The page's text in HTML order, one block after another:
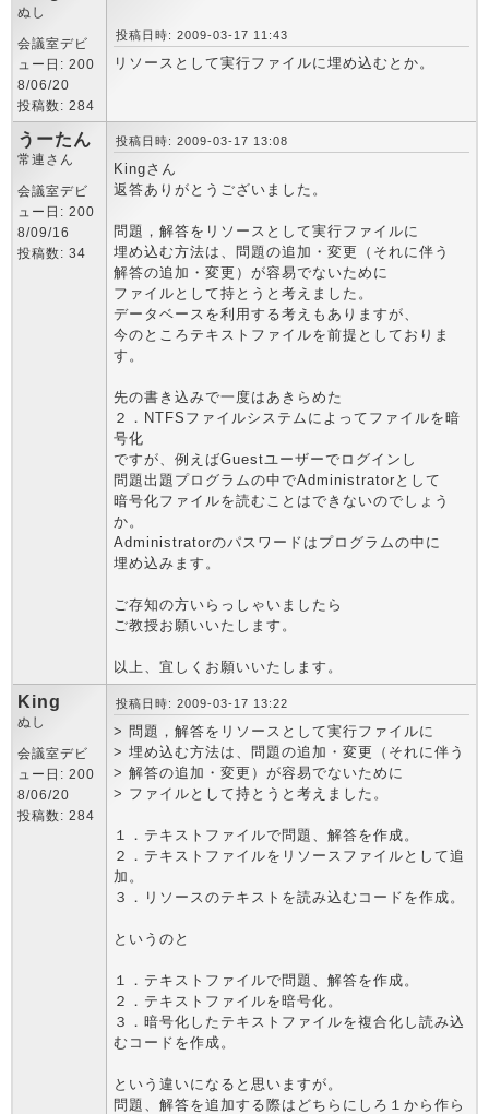
ぬし
会議室デビ
ュー日: 200
8/06/20
投稿数: 284
投稿日時: 2009-03-17 11:43
リソースとして実行ファイルに埋め込むとか。
うーたん
常連さん
会議室デビ
ュー日: 200
8/09/16
投稿数: 34
投稿日時: 2009-03-17 13:08
Kingさん
返答ありがとうございました。
問題，解答をリソースとして実行ファイルに
埋め込む方法は、問題の追加・変更（それに伴う
解答の追加・変更）が容易でないために
ファイルとして持とうと考えました。
データベースを利用する考えもありますが、
今のところテキストファイルを前提としておりま
す。
先の書き込みで一度はあきらめた
２．NTFSファイルシステムによってファイルを暗
号化
ですが、例えばGuestユーザーでログインし
問題出題プログラムの中でAdministratorとして
暗号化ファイルを読むことはできないのでしょう
か。
Administratorのパスワードはプログラムの中に
埋め込みます。
ご存知の方いらっしゃいましたら
ご教授お願いいたします。
以上、宜しくお願いいたします。
King
ぬし
会議室デビ
ュー日: 200
8/06/20
投稿数: 284
投稿日時: 2009-03-17 13:22
> 問題，解答をリソースとして実行ファイルに
> 埋め込む方法は、問題の追加・変更（それに伴う
> 解答の追加・変更）が容易でないために
> ファイルとして持とうと考えました。
１．テキストファイルで問題、解答を作成。
２．テキストファイルをリソースファイルとして追
加。
３．リソースのテキストを読み込むコードを作成。
というのと
１．テキストファイルで問題、解答を作成。
２．テキストファイルを暗号化。
３．暗号化したテキストファイルを複合化し読み込
むコードを作成。
という違いになると思いますが。
問題、解答を追加する際はどちらにしろ１から作ら